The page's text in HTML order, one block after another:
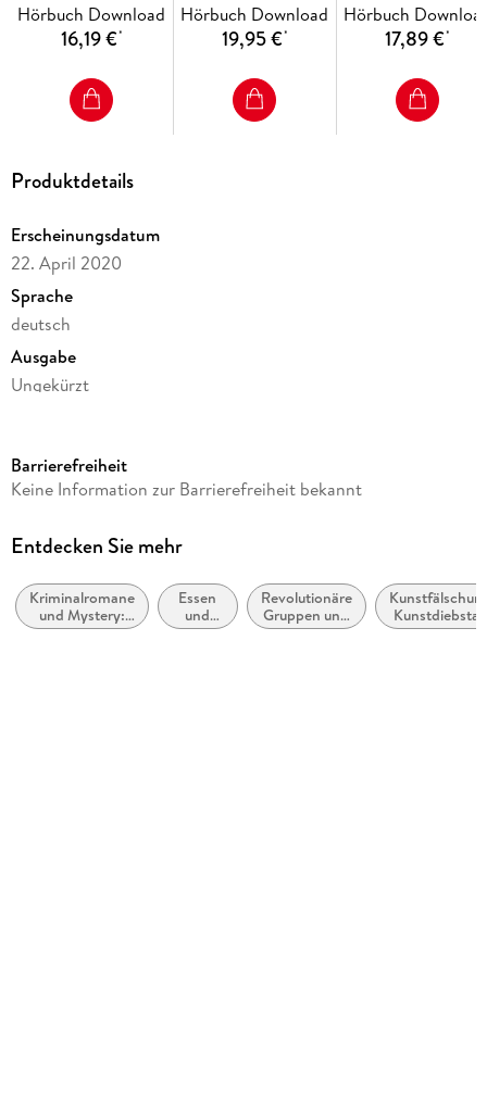
Hörbuch Download
16,19 €*
Hörbuch Download
19,95 €*
Hörbuch
17,89 €*
Produktdetails
Erscheinungsdatum
22. April 2020
Sprache
deutsch
Ausgabe
Ungekürzt
Laufzeit
Reihe
Autor/Autorin
Martin Walker
Barrierefreiheit
Keine Information zur Barrierefreiheit bekannt
Entdecken Sie mehr
Kriminalromane
und Mystery:
Cosy Mystery
Essen
und
Trinken:
Revolutionäre
Gruppen und
Bewegungen